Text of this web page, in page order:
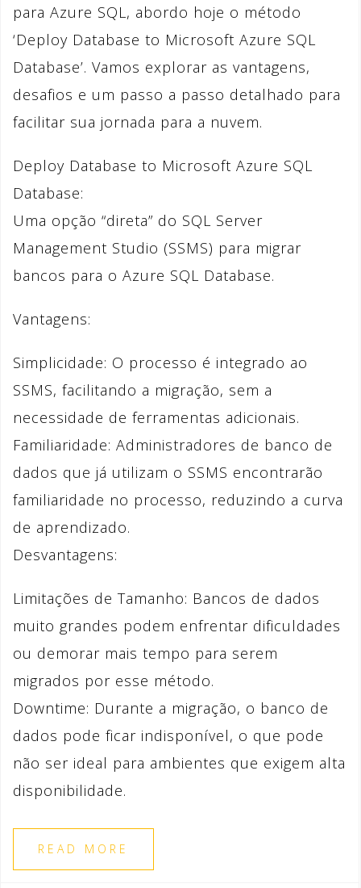
para Azure SQL, abordo hoje o método
‘Deploy Database to Microsoft Azure SQL
Database’. Vamos explorar as vantagens,
desafios e um passo a passo detalhado para
facilitar sua jornada para a nuvem.
Deploy Database to Microsoft Azure SQL
Database:
Uma opção “direta” do SQL Server
Management Studio (SSMS) para migrar
bancos para o Azure SQL Database.
Vantagens:
Simplicidade: O processo é integrado ao
SSMS, facilitando a migração, sem a
necessidade de ferramentas adicionais.
Familiaridade: Administradores de banco de
dados que já utilizam o SSMS encontrarão
familiaridade no processo, reduzindo a curva
de aprendizado.
Desvantagens:
Limitações de Tamanho: Bancos de dados
muito grandes podem enfrentar dificuldades
ou demorar mais tempo para serem
migrados por esse método.
Downtime: Durante a migração, o banco de
dados pode ficar indisponível, o que pode
não ser ideal para ambientes que exigem alta
disponibilidade.
READ MORE